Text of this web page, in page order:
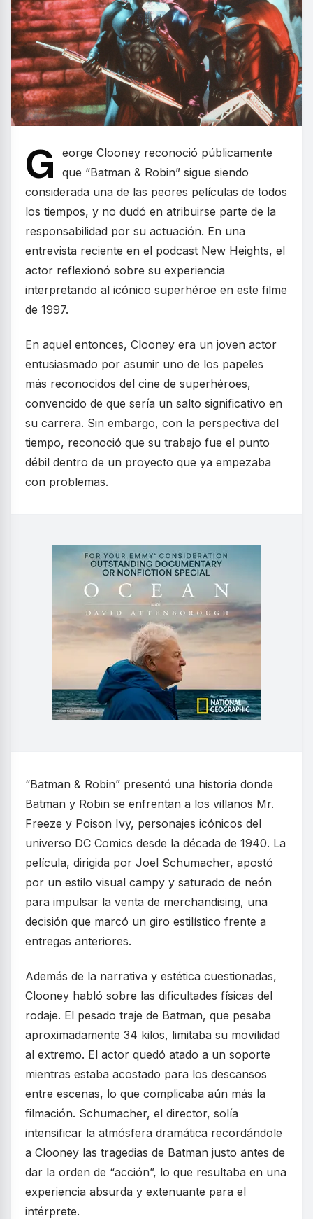
G
eorge Clooney reconoció públicamente
que “Batman & Robin” sigue siendo
considerada una de las peores películas de todos
los tiempos, y no dudó en atribuirse parte de la
responsabilidad por su actuación. En una
entrevista reciente en el podcast New Heights, el
actor reflexionó sobre su experiencia
interpretando al icónico superhéroe en este filme
de 1997.
En aquel entonces, Clooney era un joven actor
entusiasmado por asumir uno de los papeles
más reconocidos del cine de superhéroes,
convencido de que sería un salto significativo en
su carrera. Sin embargo, con la perspectiva del
tiempo, reconoció que su trabajo fue el punto
débil dentro de un proyecto que ya empezaba
con problemas.
“Batman & Robin” presentó una historia donde
Batman y Robin se enfrentan a los villanos Mr.
Freeze y Poison Ivy, personajes icónicos del
universo DC Comics desde la década de 1940. La
película, dirigida por Joel Schumacher, apostó
por un estilo visual campy y saturado de neón
para impulsar la venta de merchandising, una
decisión que marcó un giro estilístico frente a
entregas anteriores.
Además de la narrativa y estética cuestionadas,
Clooney habló sobre las dificultades físicas del
rodaje. El pesado traje de Batman, que pesaba
aproximadamente 34 kilos, limitaba su movilidad
al extremo. El actor quedó atado a un soporte
mientras estaba acostado para los descansos
entre escenas, lo que complicaba aún más la
filmación. Schumacher, el director, solía
intensificar la atmósfera dramática recordándole
a Clooney las tragedias de Batman justo antes de
dar la orden de “acción”, lo que resultaba en una
experiencia absurda y extenuante para el
intérprete.